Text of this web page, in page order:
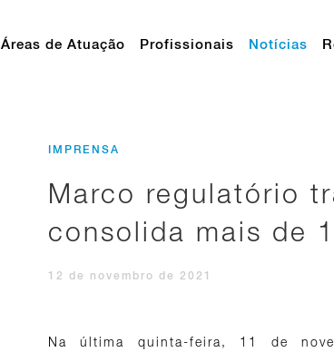
Áreas de Atuação Profissionais Notícias
IMPRENSA
Marco regulatório
consolida mais de
12 de novembro de 2021
Na última quinta-feira, 11 de